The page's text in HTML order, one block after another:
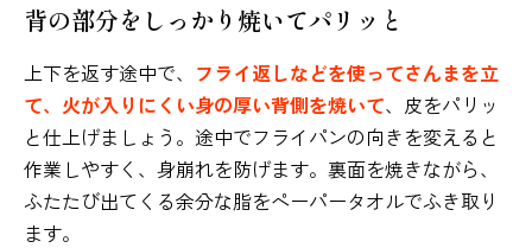
背の部分をしっかり焼いてパリッと
上下を返す途中で、 フライ返しなどを使ってさんまを立
て、火が入りにくい身の厚い背側を焼いて、皮をパリッ
と仕上げましょう。途中でフライパンの向きを変えると
作業しやすく、身崩れを防げます。裏面を焼きながら、
ふたたび出てくる余分な脂をペーパータオルでふき取り
ます。